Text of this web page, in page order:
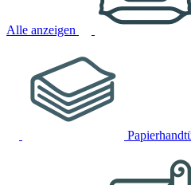
Alle anzeigen